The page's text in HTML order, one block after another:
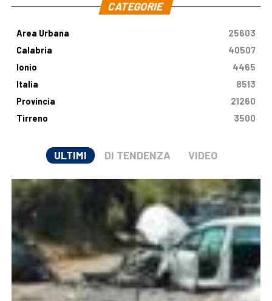
CATEGORIE
Area Urbana
25603
Calabria
40507
Ionio
4465
Italia
8513
Provincia
21260
Tirreno
3500
ULTIMI DI TENDENZA VIDEO